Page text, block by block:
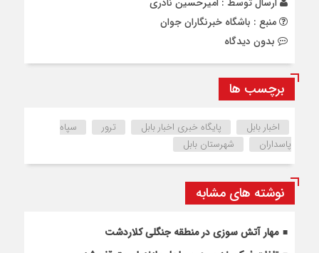
منبع : باشگاه خبرنگاران جوان
بدون دیدگاه
برچسب ها
اخبار بابل پایگاه خبری اخبار بابل ترور
سپاه
پاسداران
شهرستان بابل
نوشته های مشابه
مهار آتش سوزی در منطقه جنگلی کلاردشت